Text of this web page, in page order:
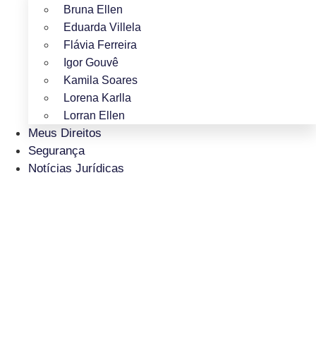
Bruna Ellen
Eduarda Villela
Flávia Ferreira
Igor Gouvê
Kamila Soares
Lorena Karlla
Lorran Ellen
Meus Direitos
Segurança
Notícias Jurídicas